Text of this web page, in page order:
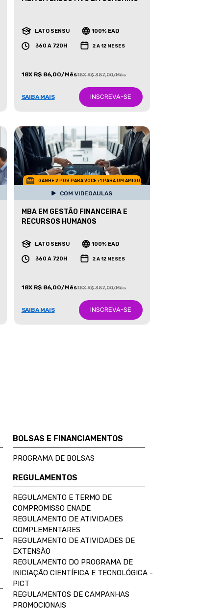
LATO SENSU 100% EAD
360 A 720H 2 A 12 MESES
18X R$ 86,00/Mês18X R$ 387,00/Mês
SAIBA MAIS INSCREVA-SE
GANHE 2 POS PARA VOCE +1 PARA UM AMIGO
COM VIDEOAULAS
MBA EM GESTÃO FINANCEIRA E
RECURSOS HUMANOS
LATO SENSU 100% EAD
360 A 720H 2 A 12 MESES
18X R$ 86,00/Mês18X R$ 387,00/Mês
SAIBA MAIS INSCREVA-SE
BOLSAS E FINANCIAMENTOS
PROGRAMA DE BOLSAS
REGULAMENTOS
REGULAMENTO E TERMO DE
COMPROMISSO ENADE
REGULAMENTO DE ATIVIDADES
COMPLEMENTARES
REGULAMENTO DE ATIVIDADES DE
EXTENSÃO
REGULAMENTO DO PROGRAMA DE
INICIAÇÃO CIENTÍFICA E TECNOLÓGICA -
PICT
REGULAMENTOS DE CAMPANHAS
PROMOCIONAIS